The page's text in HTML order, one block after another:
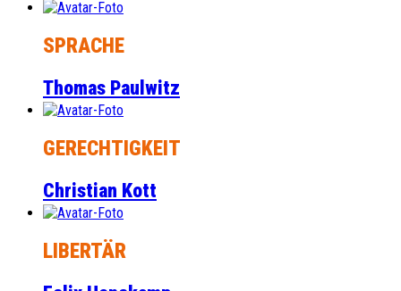
SPRACHE
Thomas Paulwitz
GERECHTIGKEIT
Christian Kott
LIBERTÄR